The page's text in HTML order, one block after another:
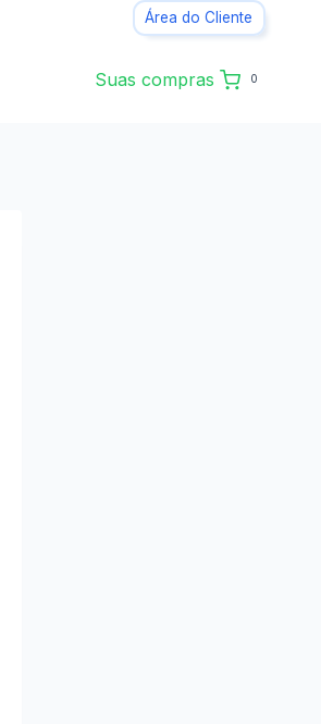
Área do Cliente
Suas compras 0